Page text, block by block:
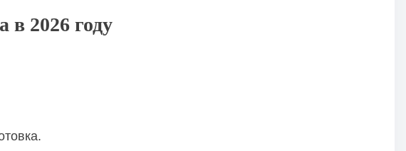
в 2026 году